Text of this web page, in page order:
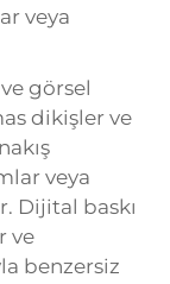
veya
görsel
dikişler ve
veya
Dijital baskı
ve
benzersiz